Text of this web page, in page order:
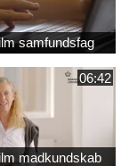
samfundsfag
06:42
madkundskab